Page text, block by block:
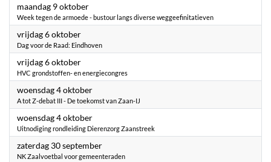
maandag 9 oktober2023
Week tegen de armoede - bustour langs diverse weggeefinitatieven
vrijdag 6 oktober2023
Dag voor de Raad: Eindhoven
vrijdag 6 oktober2023
HVC grondstoffen- en energiecongres
woensdag 4 oktober2023
A tot Z-debat III - De toekomst van Zaan-IJ
woensdag 4 oktober2023
Uitnodiging rondleiding Dierenzorg Zaanstreek
zaterdag 30 september2023
NK Zaalvoetbal voor gemeenteraden